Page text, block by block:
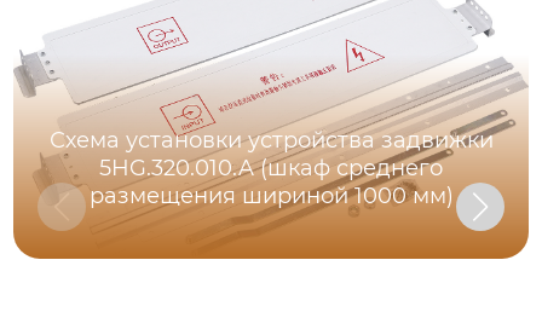
Схема установки устройства задвижки
5HG.320.010.A (шкаф среднего
размещения шириной 1000 мм)